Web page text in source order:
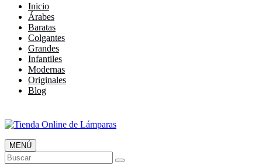
Inicio
Árabes
Baratas
Colgantes
Grandes
Infantiles
Modernas
Originales
Blog
Tienda Online de Lámparas
MENÚ
Buscar